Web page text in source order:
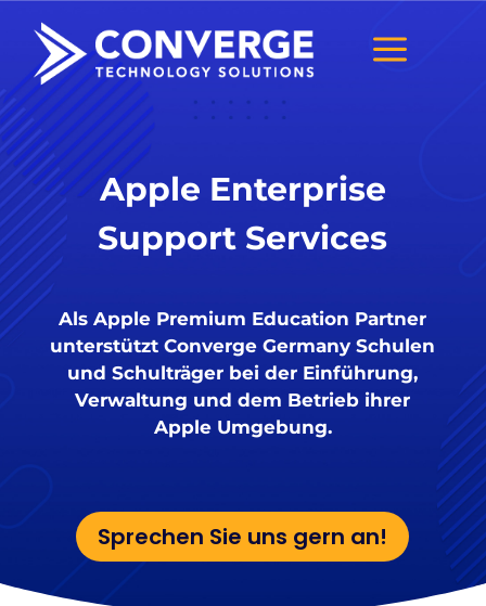
a
Apple Enterprise
Support Services
Als Apple Premium Education Partner
unterstützt Converge Germany Schulen
und Schulträger bei der Einführung,
Verwaltung und dem Betrieb ihrer
Apple Umgebung.
Sprechen Sie uns gern an!